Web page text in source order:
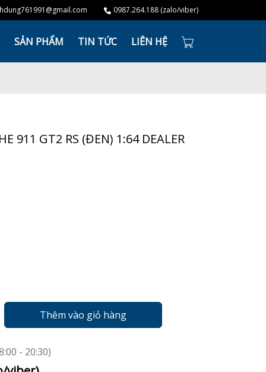
0987.264.188 (zalo/viber)
SẢN PHẨM TIN TỨC LIÊN HỆ
911 GT2 RS (ĐEN) 1:64 DEALER
Thêm vào giỏ hàng
- 20:30)